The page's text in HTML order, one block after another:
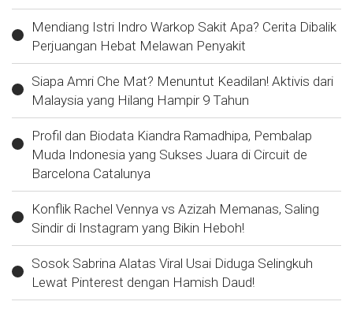
Mendiang Istri Indro Warkop Sakit Apa? Cerita Dibalik
Perjuangan Hebat Melawan Penyakit
Siapa Amri Che Mat? Menuntut Keadilan! Aktivis dari
Malaysia yang Hilang Hampir 9 Tahun
Profil dan Biodata Kiandra Ramadhipa, Pembalap
Muda Indonesia yang Sukses Juara di Circuit de
Barcelona Catalunya
Konflik Rachel Vennya vs Azizah Memanas, Saling
Sindir di Instagram yang Bikin Heboh!
Sosok Sabrina Alatas Viral Usai Diduga Selingkuh
Lewat Pinterest dengan Hamish Daud!